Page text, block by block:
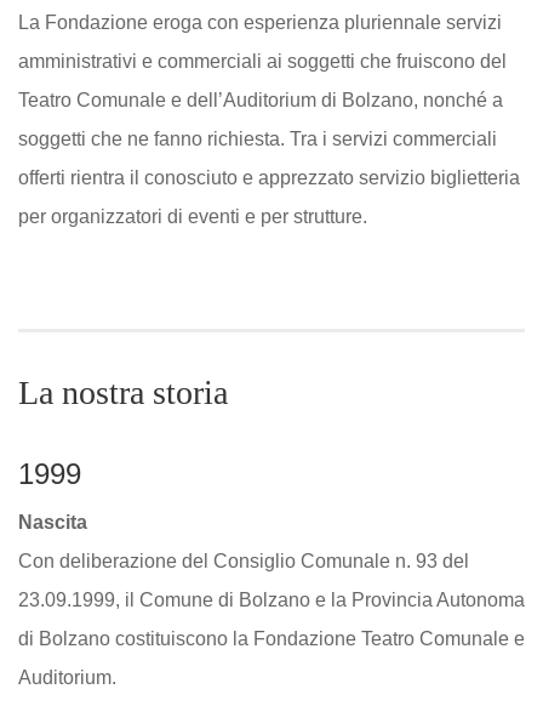
La Fondazione eroga con esperienza pluriennale servizi
amministrativi e commerciali ai soggetti che fruiscono del
Teatro Comunale e dell’Auditorium di Bolzano, nonché a
soggetti che ne fanno richiesta. Tra i servizi commerciali
offerti rientra il conosciuto e apprezzato servizio biglietteria
per organizzatori di eventi e per strutture.
La nostra storia
1999
Nascita
Con deliberazione del Consiglio Comunale n. 93 del
23.09.1999, il Comune di Bolzano e la Provincia Autonoma
di Bolzano costituiscono la Fondazione Teatro Comunale e
Auditorium.